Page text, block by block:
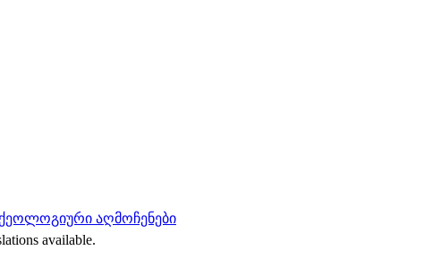
აღმოჩენები
available.